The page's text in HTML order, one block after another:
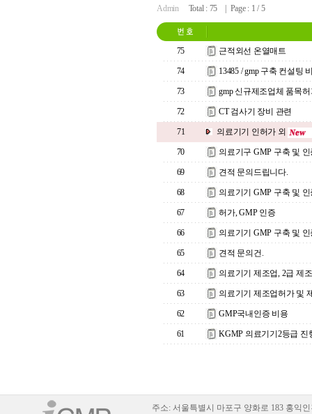
AdminTotal : 75 | Page : 1 / 5
75 근적외선 온열매트
74 13485 / gmp 구축 컨설팅
73 gmp 신규제조업체 품목
72 CT 검사기 장비 관련
71 의료기기 인허가 외
70 의료기구 GMP 구축 및
69 견적 문의드립니다.
68 의료기기 GMP 구축 및
67 허가, GMP 인증
66 의료기기 GMP 구축 및
65 견적 문의건.
64 의료기기 제조업, 2급 제
63 의료기기 제조업허가 및
62 GMP국내인증 비용
61 KGMP 의료기기2등급 진
주소: 서울특별시 마포구 양화로 183 홍익